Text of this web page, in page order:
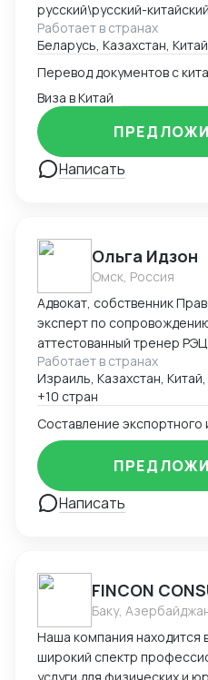
русский\русский-китайский. 3 года в
переводе в паре
китайский.
Работает в странах
Беларусь, Казахстан,
Виза в Китай
Написать
Ольга Идзон
Омск, Россия
Адвокат, собственник
эксперт по
аттестованный тренер
Digital School.
лучших юристов по ВЭД
Право.ру-300,
"ВЕД" по направлению ВЭД
Работает в странах
Израиль, Казахстан,
+10 стран
Написать
FINCON
Баку,
Наша компания находится
широкий спектр